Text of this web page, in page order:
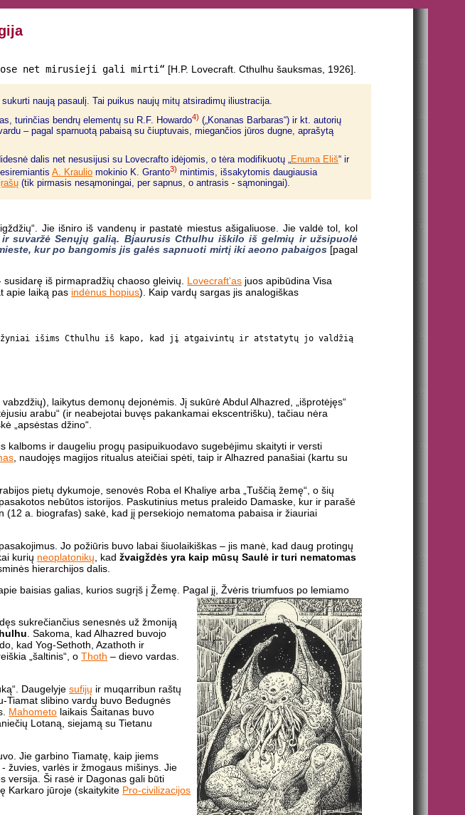
net mirusieji gali mirti“ [H.P. Lovecraft. Cthulhu šauksmas, 1926].
naują pasaulį. Tai puikus naujų mitų atsiradimų iliustracija.
turinčias bendrų elementų su R.F. Howardo4) („Konanas Barbaras“) ir kt. autorių
– pagal sparnuotą pabaisą su čiuptuvais, miegančios jūros dugne, aprašytą
dalis net nesusijusi su Lovecrafto idėjomis, o tėra modifikuotų „ Enuma Eliš“ ir
A. Kraulio mokinio K. Granto3) mintimis, išsakytomis daugiausia
(tik pirmasis nesąmoningai, per sapnus, o antrasis - sąmoningai).
Jie išniro iš vandenų ir pastatė miestus ašigaliuose. Jie valdė tol, kol
suvaržė Senųjų galią. Bjaurusis Cthulhu iškilo iš gelmių ir užsipuolė
kur po bangomis jis galės sapnuoti mirtį iki aeono pabaigos[pagal
iš pirmapradžių chaoso gleivių. Lovecraft'as juos apibūdina Visa
apie laiką pas indėnus hopius). Kaip vardų sargas jis analogiškas
žyniai išims Cthulhu iš kapo, kad jį atgaivintų ir atstatytų jo valdžią
laikytus demonų dejonėmis. Jį sukūrė Abdul Alhazred, „išprotėjęs“
arabu“ (ir neabejotai buvęs pakankamai ekscentrišku), tačiau nėra
„apsėstas džino“.
ir daugeliu progų pasipuikuodavo sugebėjimu skaityti ir versti
, naudojęs magijos ritualus ateičiai spėti, taip ir Alhazred panašiai (kartu su
pietų dykumoje, senovės Roba el Khaliye arba „Tuščią žemę“, o šių
nebūtos istorijos. Paskutinius metus praleido Damaske, kur ir parašė
(12 a. biografas) sakė, kad jį persekiojo nematoma pabaisa ir žiauriai
Jo požiūris buvo labai šiuolaikiškas – jis manė, kad daug protingų
kurių neoplatonikų , kadžvaigždės yra kaip mūsų Saulė ir turi nematomas
hierarchijos dalis.
baisias galias, kurios sugrįš į Žemę. Pagal jį, Žvėris triumfuos po lemiamo
sukrečiančius senesnės už žmoniją
. Sakoma, kad Alhazred buvojo
kad Yog-Sethoth, Azathoth ir
„šaltinis“, oThoth – dievo vardas.
Daugelyjesufijų ir muqarribun raštų
Tiamat slibino vardų buvo Bedugnės
Mahometo laikais Šaitanas buvo
Lotaną, siejamą su Tietanu
Jie garbino Tiamatę, kaip jiems
žuvies, varlės ir žmogaus mišinys. Jie
versija. Ši rasė ir Dagonas gali būti
Karkaro jūroje (skaitykite Pro-civilizacijos